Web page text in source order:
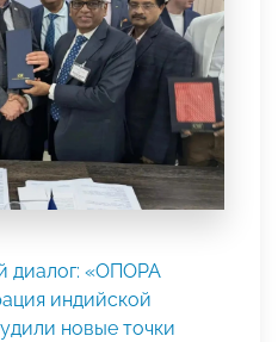
диалог: «ОПОРА
индийской
новые точки